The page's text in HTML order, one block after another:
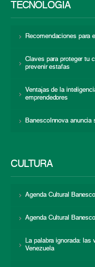
TECNOLOGÍA
Recomendaciones para
Claves para proteger tu
prevenir estafas
Ventajas de la
emprendedores
BanescoInnova anuncia
CULTURA
Agenda Cultural
Agenda Cultural
La palabra ignorada: las
Venezuela